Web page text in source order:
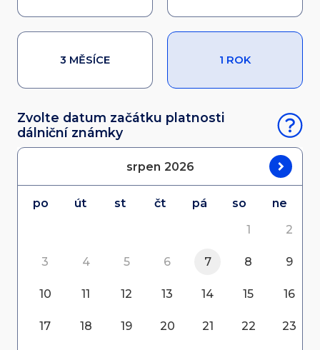
3 MĚSÍCE 1 ROK
Zvolte datum začátku platnosti
dálniční známky
srpen 2026
po út st čt pá so
ne
1
2
3 4 5 6 7 8 9
10 11 12 13 14 15 16
17 18 19 20 21 22 23